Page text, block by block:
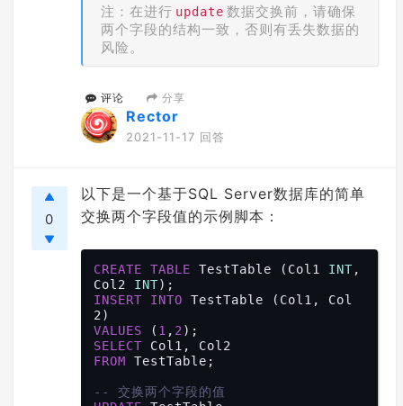
注：在进行 update 数据交换前，请确保
两个字段的结构一致，否则有丢失数据的
风险。
评论 分享
Rector
2021-11-17 回答
0
以下是一个基于SQL Server数据库的简单
交换两个字段值的示例脚本：
CREATE TABLE TestTable (Col1 INT,
Col2 INT
INSERT
INTO TestTable (Col1, Col
VALUES ( 1 , 2
SELECT
FROM TestTable;
-- 交换两个字段的值